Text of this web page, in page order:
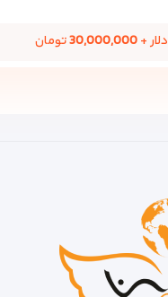
دلار +30,000,000تومان